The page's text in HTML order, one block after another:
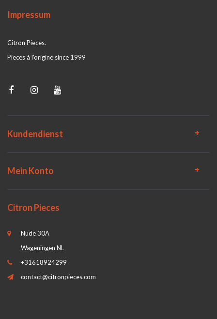
Impressum
Citron Pieces.
Pieces à l'origine since 1999
Kundendienst
Mein Konto
Citron Pieces
Nude 30A
Wageningen NL
+31618924299
contact@citronpieces.com